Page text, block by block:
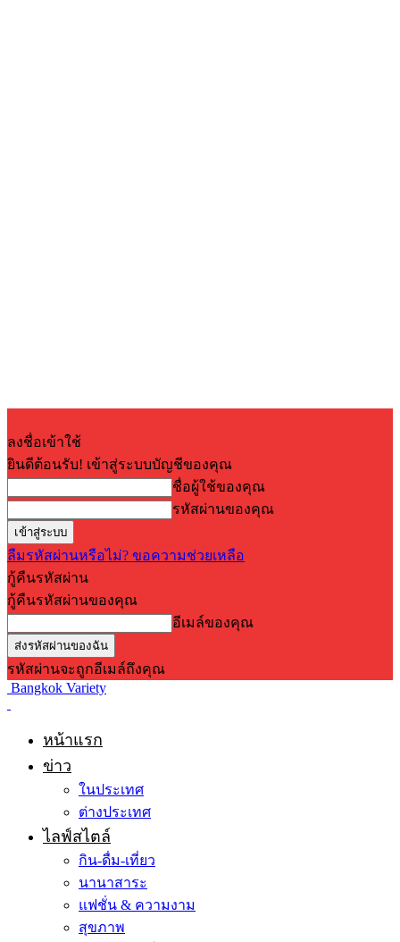
ลงชื่อเข้าใช้
ยินดีต้อนรับ! เข้าสู่ระบบบัญชีของคุณ
ชื่อผู้ใช้ของคุณ
รหัสผ่านของคุณ
ลืมรหัสผ่านหรือไม่? ขอความช่วยเหลือ
กู้คืนรหัสผ่าน
กู้คืนรหัสผ่านของคุณ
อีเมล์ของคุณ
รหัสผ่านจะถูกอีเมล์ถึงคุณ
Bangkok Variety
หน้าแรก
ข่าว
ในประเทศ
ต่างประเทศ
ไลฟ์สไตล์
กิน-ดื่ม-เที่ยว
นานาสาระ
แฟชั่น & ความงาม
สุขภาพ